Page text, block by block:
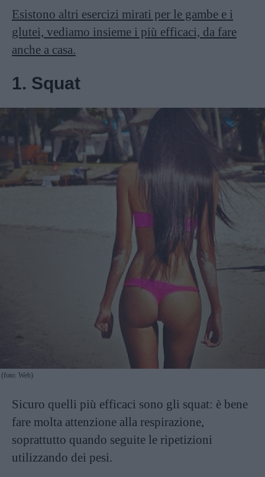
Esistono altri esercizi mirati per le gambe e i
glutei, vediamo insieme i più efficaci, da fare
anche a casa.
1. Squat
(foto: Web)
Sicuro quelli più efficaci sono gli squat: è bene
fare molta attenzione alla respirazione,
soprattutto quando seguite le ripetizioni
utilizzando dei pesi.